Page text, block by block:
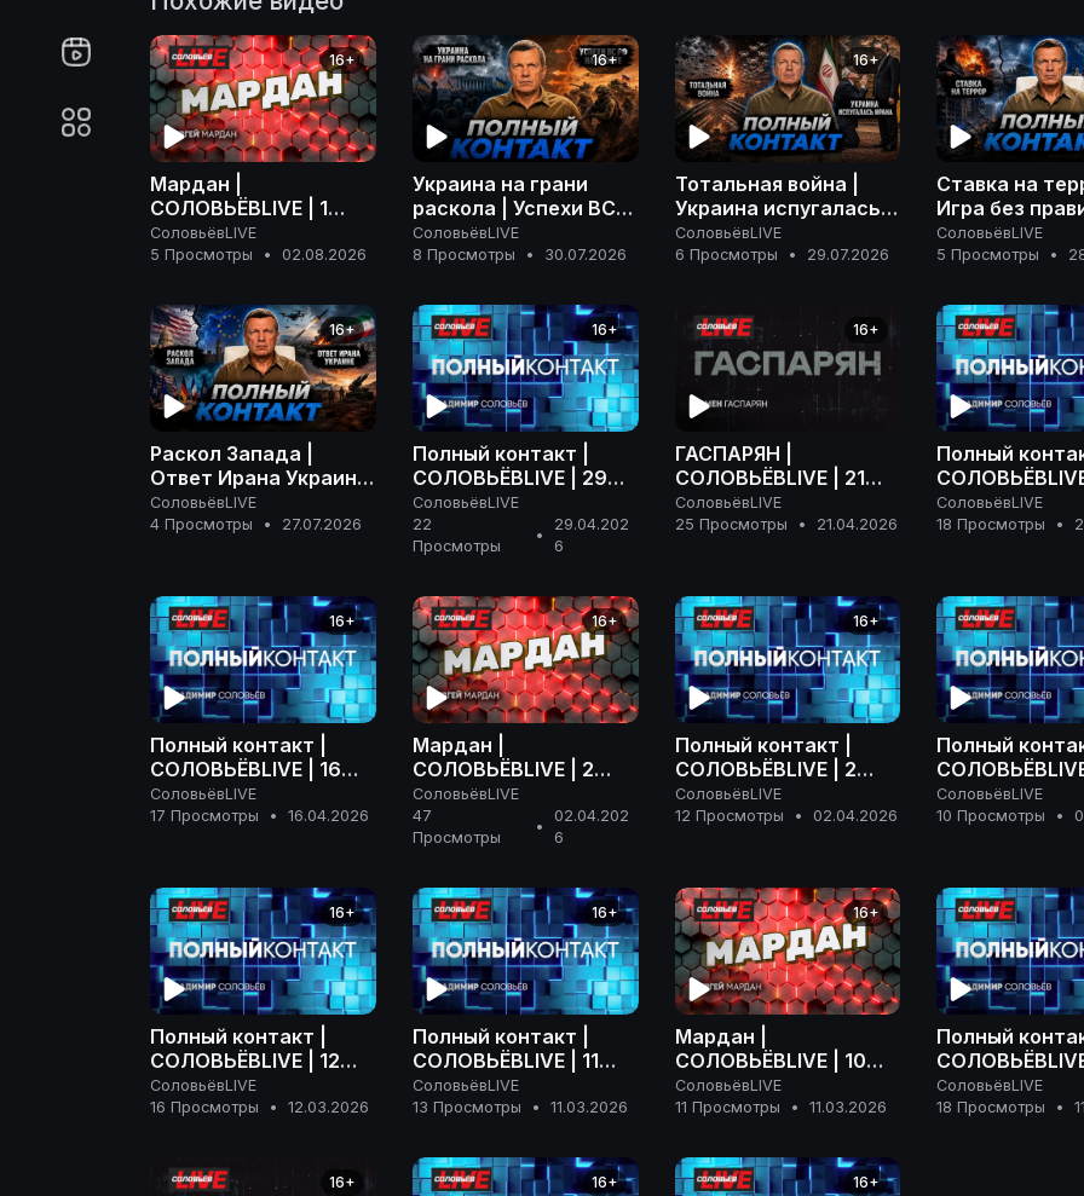
16+
Мардан |
СОЛОВЬЁВLIVE | 1
августа 2026 года
СоловьёвLIVE
5 Просмотры
• 02.08.2026
16+
Украина на грани
раскола | Успехи ВС
РФ на фронте |
Ненависть Запада |
июля 2026
СоловьёвLIVE
8 Просмотры
• 30.07.2026
16+
Тотальная война |
Украина испугалась
Ирана | Розыск
Дурова | Полный
СоловьёвLIVE
6 Просмотры
• 29.07.2026
Ставка на
Игра без
расплаты |
контакт | 28
СоловьёвLIVE
5 Просмотры
•
16+
Раскол Запада |
Ответ Ирана Украине
| На грани эскалации
| Полный контакт | 27
СоловьёвLIVE
4 Просмотры
• 27.07.2026
16+
Полный контакт |
СОЛОВЬЁВLIVE | 29
апреля 2026 года
СоловьёвLIVE
22
Просмотры
•
29.04.202
6
16+
ГАСПАРЯН |
СОЛОВЬЁВLIVE | 21
апреля 2026 года
СоловьёвLIVE
25 Просмотры
• 21.04.2026
Полный
апреля 2026
СоловьёвLIVE
18 Просмотры
•
16+
Полный контакт |
СОЛОВЬЁВLIVE | 16
апреля 2026 года
СоловьёвLIVE
17 Просмотры
• 16.04.2026
16+
Мардан |
СОЛОВЬЁВLIVE | 2
апреля 2026 года
СоловьёвLIVE
47
Просмотры
•
02.04.202
6
16+
Полный контакт |
СОЛОВЬЁВLIVE | 2
апреля 2026 года
СоловьёвLIVE
12 Просмотры
• 02.04.2026
Полный
марта 2026
СоловьёвLIVE
10 Просмотры
•
16+
Полный контакт |
СОЛОВЬЁВLIVE | 12
марта 2026 года
СоловьёвLIVE
16 Просмотры
• 12.03.2026
16+
Полный контакт |
СОЛОВЬЁВLIVE | 11
марта 2026 года
СоловьёвLIVE
13 Просмотры
• 11.03.2026
16+
Мардан |
СОЛОВЬЁВLIVE | 10
марта 2026 года
СоловьёвLIVE
11 Просмотры
• 11.03.2026
Полный
марта 2026
СоловьёвLIVE
18 Просмотры
•
16+ 16+ 16+